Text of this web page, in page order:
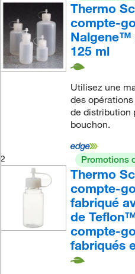
Thermo
compte-
Nalgene™
125 ml
Utilisez une
des
de distribution
bouchon.
2 Promotions
Thermo
compte-
fabriqué
de
compte-
fabriqués